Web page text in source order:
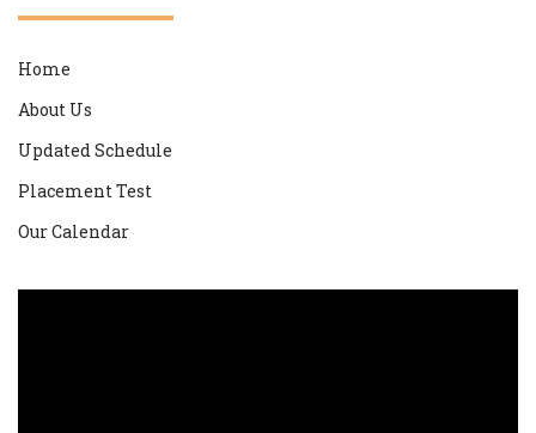
Home
About Us
Updated Schedule
Placement Test
Our Calendar